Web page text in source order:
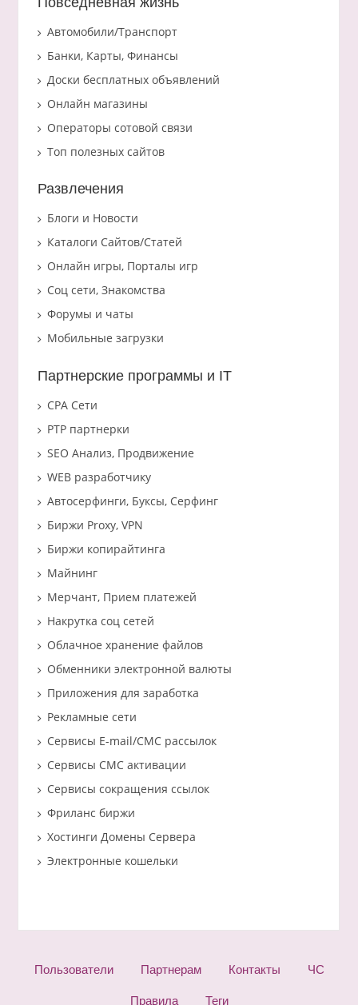
Автомобили/Транспорт
Банки, Карты, Финансы
Доски бесплатных объявлений
Онлайн магазины
Операторы сотовой связи
Топ полезных сайтов
Развлечения
Блоги и Новости
Каталоги Сайтов/Статей
Онлайн игры, Порталы игр
Соц сети, Знакомства
Форумы и чаты
Мобильные загрузки
Партнерские программы и IT
CPA Сети
PTP партнерки
SEO Анализ, Продвижение
WEB разработчику
Автосерфинги, Буксы, Серфинг
Биржи Proxy, VPN
Биржи копирайтинга
Майнинг
Мерчант, Прием платежей
Накрутка соц сетей
Облачное хранение файлов
Обменники электронной валюты
Приложения для заработка
Рекламные сети
Сервисы E-mail/СМС рассылок
Сервисы СМС активации
Сервисы сокращения ссылок
Фриланс биржи
Хостинги Домены Сервера
Электронные кошельки
Пользователи Партнерам Контакты ЧС
Правила Теги